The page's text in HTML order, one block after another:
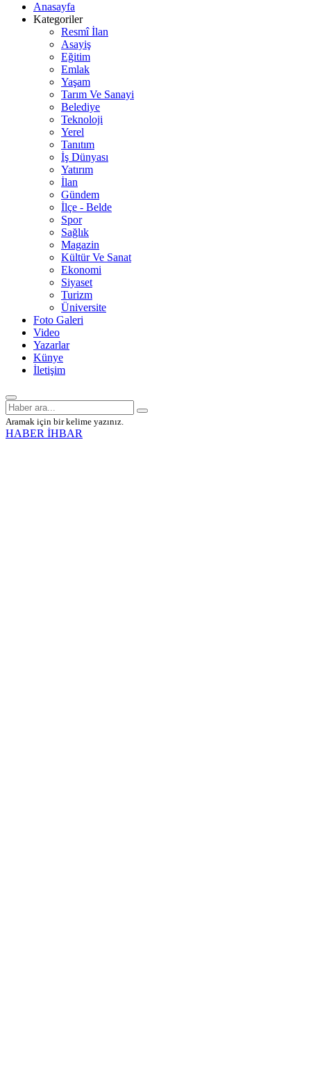
Anasayfa
Kategoriler
Resmî İlan
Asayiş
Eğitim
Emlak
Yaşam
Tarım Ve Sanayi
Belediye
Teknoloji
Yerel
Tanıtım
İş Dünyası
Yatırım
İlan
Gündem
İlçe - Belde
Spor
Sağlık
Magazin
Kültür Ve Sanat
Ekonomi
Siyaset
Turizm
Üniversite
Foto Galeri
Video
Yazarlar
Künye
İletişim
Aramak için bir kelime yazınız.
HABER İHBAR